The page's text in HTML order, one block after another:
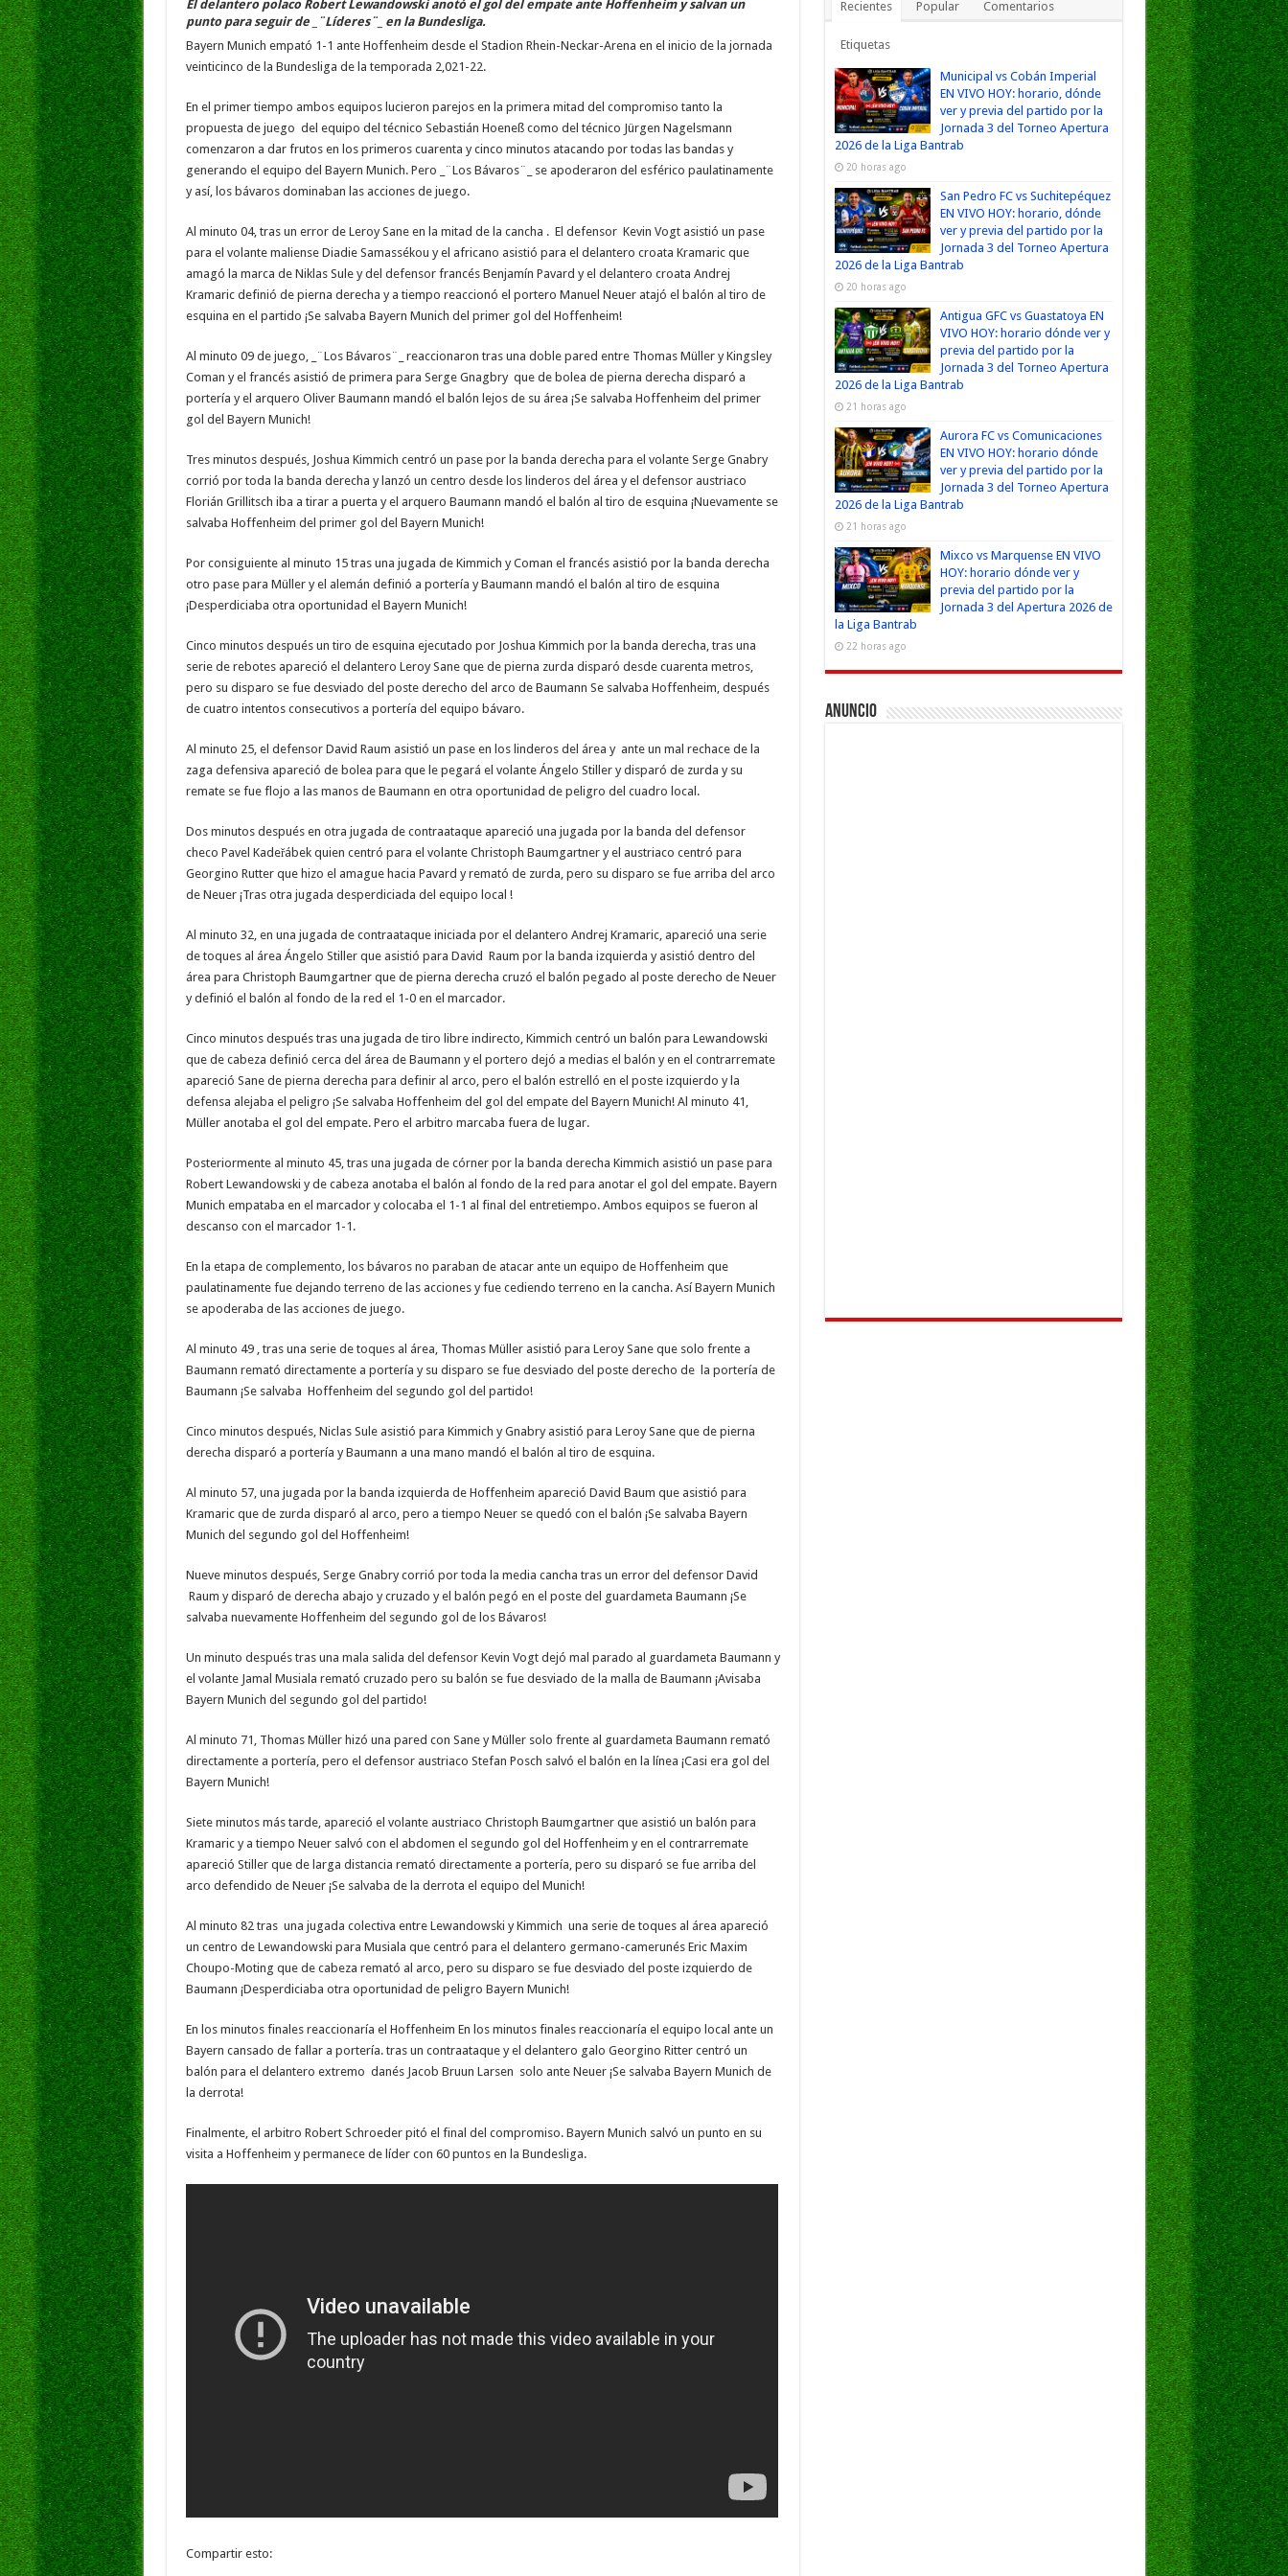
El delantero polaco Robert Lewandowski anotó el gol del empate ante Hoffenheim y salvan un
punto para seguir de _¨Líderes¨_ en la Bundesliga.
Bayern Munich empató 1-1 ante Hoffenheim desde el Stadion Rhein-Neckar-Arena en el inicio de la jornada
veinticinco de la Bundesliga de la temporada 2,021-22.
En el primer tiempo ambos equipos lucieron parejos en la primera mitad del compromiso tanto la
propuesta de juego del equipo del técnico Sebastián Hoeneß como del técnico Jürgen Nagelsmann
comenzaron a dar frutos en los primeros cuarenta y cinco minutos atacando por todas las bandas y
generando el equipo del Bayern Munich. Pero _¨Los Bávaros¨_ se apoderaron del esférico paulatinamente
y así, los bávaros dominaban las acciones de juego.
Al minuto 04, tras un error de Leroy Sane en la mitad de la cancha . El defensor Kevin Vogt asistió un pase
para el volante maliense Diadie Samassékou y el africano asistió para el delantero croata Kramaric que
amagó la marca de Niklas Sule y del defensor francés Benjamín Pavard y el delantero croata Andrej
Kramaric definió de pierna derecha y a tiempo reaccionó el portero Manuel Neuer atajó el balón al tiro de
esquina en el partido ¡Se salvaba Bayern Munich del primer gol del Hoffenheim!
Al minuto 09 de juego, _¨Los Bávaros¨_ reaccionaron tras una doble pared entre Thomas Müller y Kingsley
Coman y el francés asistió de primera para Serge Gnagbry que de bolea de pierna derecha disparó a
portería y el arquero Oliver Baumann mandó el balón lejos de su área ¡Se salvaba Hoffenheim del primer
gol del Bayern Munich!
Tres minutos después, Joshua Kimmich centró un pase por la banda derecha para el volante Serge Gnabry
corrió por toda la banda derecha y lanzó un centro desde los linderos del área y el defensor austriaco
Florián Grillitsch iba a tirar a puerta y el arquero Baumann mandó el balón al tiro de esquina ¡Nuevamente se
salvaba Hoffenheim del primer gol del Bayern Munich!
Por consiguiente al minuto 15 tras una jugada de Kimmich y Coman el francés asistió por la banda derecha
otro pase para Müller y el alemán definió a portería y Baumann mandó el balón al tiro de esquina
¡Desperdiciaba otra oportunidad el Bayern Munich!
Cinco minutos después un tiro de esquina ejecutado por Joshua Kimmich por la banda derecha, tras una
serie de rebotes apareció el delantero Leroy Sane que de pierna zurda disparó desde cuarenta metros,
pero su disparo se fue desviado del poste derecho del arco de Baumann Se salvaba Hoffenheim, después
de cuatro intentos consecutivos a portería del equipo bávaro.
Al minuto 25, el defensor David Raum asistió un pase en los linderos del área y ante un mal rechace de la
zaga defensiva apareció de bolea para que le pegará el volante Ángelo Stiller y disparó de zurda y su
remate se fue flojo a las manos de Baumann en otra oportunidad de peligro del cuadro local.
Dos minutos después en otra jugada de contraataque apareció una jugada por la banda del defensor
checo Pavel Kadeřábek quien centró para el volante Christoph Baumgartner y el austriaco centró para
Georgino Rutter que hizo el amague hacia Pavard y remató de zurda, pero su disparo se fue arriba del arco
de Neuer ¡Tras otra jugada desperdiciada del equipo local !
Al minuto 32, en una jugada de contraataque iniciada por el delantero Andrej Kramaric, apareció una serie
de toques al área Ángelo Stiller que asistió para David Raum por la banda izquierda y asistió dentro del
área para Christoph Baumgartner que de pierna derecha cruzó el balón pegado al poste derecho de Neuer
y definió el balón al fondo de la red el 1-0 en el marcador.
Cinco minutos después tras una jugada de tiro libre indirecto, Kimmich centró un balón para Lewandowski
que de cabeza definió cerca del área de Baumann y el portero dejó a medias el balón y en el contrarremate
apareció Sane de pierna derecha para definir al arco, pero el balón estrelló en el poste izquierdo y la
defensa alejaba el peligro ¡Se salvaba Hoffenheim del gol del empate del Bayern Munich! Al minuto 41,
Müller anotaba el gol del empate. Pero el arbitro marcaba fuera de lugar.
Posteriormente al minuto 45, tras una jugada de córner por la banda derecha Kimmich asistió un pase para
Robert Lewandowski y de cabeza anotaba el balón al fondo de la red para anotar el gol del empate. Bayern
Munich empataba en el marcador y colocaba el 1-1 al final del entretiempo. Ambos equipos se fueron al
descanso con el marcador 1-1.
En la etapa de complemento, los bávaros no paraban de atacar ante un equipo de Hoffenheim que
paulatinamente fue dejando terreno de las acciones y fue cediendo terreno en la cancha. Así Bayern Munich
se apoderaba de las acciones de juego.
Al minuto 49 , tras una serie de toques al área, Thomas Müller asistió para Leroy Sane que solo frente a
Baumann remató directamente a portería y su disparo se fue desviado del poste derecho de la portería de
Baumann ¡Se salvaba Hoffenheim del segundo gol del partido!
Cinco minutos después, Niclas Sule asistió para Kimmich y Gnabry asistió para Leroy Sane que de pierna
derecha disparó a portería y Baumann a una mano mandó el balón al tiro de esquina.
Al minuto 57, una jugada por la banda izquierda de Hoffenheim apareció David Baum que asistió para
Kramaric que de zurda disparó al arco, pero a tiempo Neuer se quedó con el balón ¡Se salvaba Bayern
Munich del segundo gol del Hoffenheim!
Nueve minutos después, Serge Gnabry corrió por toda la media cancha tras un error del defensor David
Raum y disparó de derecha abajo y cruzado y el balón pegó en el poste del guardameta Baumann ¡Se
salvaba nuevamente Hoffenheim del segundo gol de los Bávaros!
Un minuto después tras una mala salida del defensor Kevin Vogt dejó mal parado al guardameta Baumann y
el volante Jamal Musiala remató cruzado pero su balón se fue desviado de la malla de Baumann ¡Avisaba
Bayern Munich del segundo gol del partido!
Al minuto 71, Thomas Müller hizó una pared con Sane y Müller solo frente al guardameta Baumann remató
directamente a portería, pero el defensor austriaco Stefan Posch salvó el balón en la línea ¡Casi era gol del
Bayern Munich!
Siete minutos más tarde, apareció el volante austriaco Christoph Baumgartner que asistió un balón para
Kramaric y a tiempo Neuer salvó con el abdomen el segundo gol del Hoffenheim y en el contrarremate
apareció Stiller que de larga distancia remató directamente a portería, pero su disparó se fue arriba del
arco defendido de Neuer ¡Se salvaba de la derrota el equipo del Munich!
Al minuto 82 tras una jugada colectiva entre Lewandowski y Kimmich una serie de toques al área apareció
un centro de Lewandowski para Musiala que centró para el delantero germano-camerunés Eric Maxim
Choupo-Moting que de cabeza remató al arco, pero su disparo se fue desviado del poste izquierdo de
Baumann ¡Desperdiciaba otra oportunidad de peligro Bayern Munich!
En los minutos finales reaccionaría el Hoffenheim En los minutos finales reaccionaría el equipo local ante un
Bayern cansado de fallar a portería. tras un contraataque y el delantero galo Georgino Ritter centró un
balón para el delantero extremo danés Jacob Bruun Larsen solo ante Neuer ¡Se salvaba Bayern Munich de
la derrota!
Finalmente, el arbitro Robert Schroeder pitó el final del compromiso. Bayern Munich salvó un punto en su
visita a Hoffenheim y permanece de líder con 60 puntos en la Bundesliga.
Compartir esto:
Recientes Popular Comentarios
Etiquetas
Municipal vs Cobán Imperial
EN VIVO HOY: horario, dónde
ver y previa del partido por la
Jornada 3 del Torneo Apertura
2026 de la Liga Bantrab
20 horas ago
San Pedro FC vs Suchitepéquez
EN VIVO HOY: horario, dónde
ver y previa del partido por la
Jornada 3 del Torneo Apertura
2026 de la Liga Bantrab
20 horas ago
Antigua GFC vs Guastatoya EN
VIVO HOY: horario dónde ver y
previa del partido por la
Jornada 3 del Torneo Apertura
2026 de la Liga Bantrab
21 horas ago
Aurora FC vs Comunicaciones
EN VIVO HOY: horario dónde
ver y previa del partido por la
Jornada 3 del Torneo Apertura
2026 de la Liga Bantrab
21 horas ago
Mixco vs Marquense EN VIVO
HOY: horario dónde ver y
previa del partido por la
Jornada 3 del Apertura 2026 de
la Liga Bantrab
22 horas ago
Anuncio